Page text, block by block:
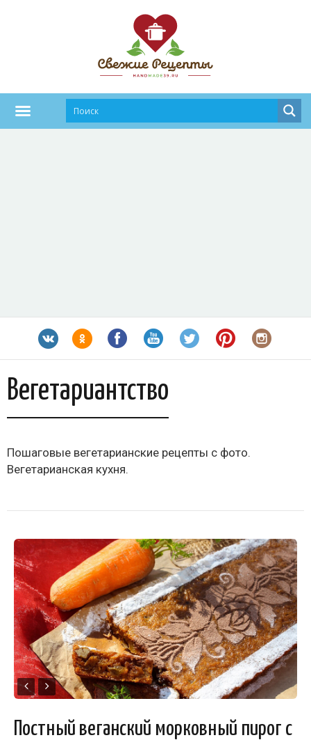
Вегетариантство
Пошаговые вегетарианские рецепты с фото.
Вегетарианская кухня.
Постный веганский морковный пирог с